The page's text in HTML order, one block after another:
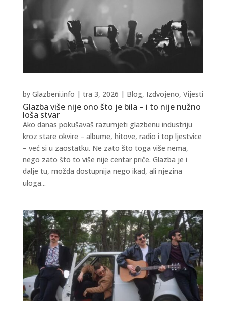
Glazba više nije ono što je bila – i to nije nužno
loša stvar
by Glazbeni.info | tra 3, 2026 | Blog, Izdvojeno, Vijesti
Ako danas pokušavaš razumjeti glazbenu industriju
kroz stare okvire – albume, hitove, radio i top ljestvice
– već si u zaostatku. Ne zato što toga više nema,
nego zato što to više nije centar priče. Glazba je i
dalje tu, možda dostupnija nego ikad, ali njezina
uloga...